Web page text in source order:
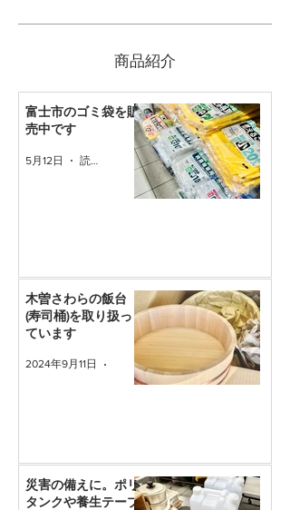
​商品紹介
富士市のゴミ袋を販
売中です
5月12日
木曽さわらの飯台
(寿司桶)を取り扱っ
ています
2024年9月11日 読了時間: 1分
災害の備えに。ポリ
タンクや養生テープ